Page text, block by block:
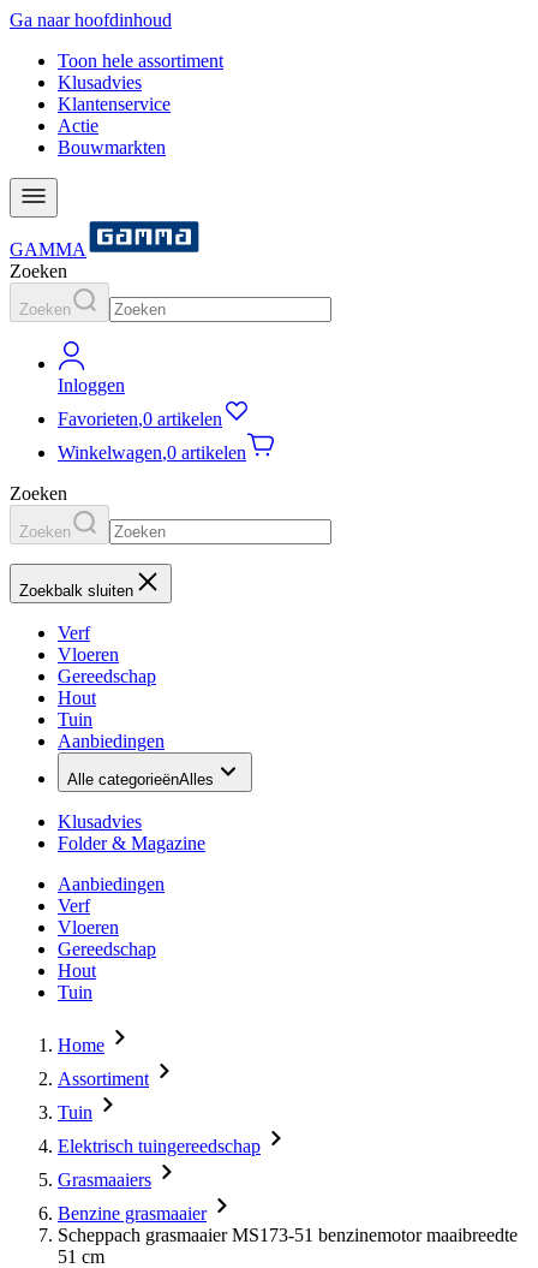
Ga naar hoofdinhoud
Toon hele assortiment
Klusadvies
Klantenservice
Actie
Bouwmarkten
GAMMA
Zoeken
Zoeken
Inloggen
Favorieten,0 artikelen
Winkelwagen,0 artikelen
Zoeken
Zoeken
Zoekbalk sluiten
Verf
Vloeren
Gereedschap
Hout
Tuin
Aanbiedingen
Alle categorieënAlles
Klusadvies
Folder & Magazine
Aanbiedingen
Verf
Vloeren
Gereedschap
Hout
Tuin
Home
Assortiment
Tuin
Elektrisch tuingereedschap
Grasmaaiers
Benzine grasmaaier
Scheppach grasmaaier MS173-51 benzinemotor maaibreedte
51 cm